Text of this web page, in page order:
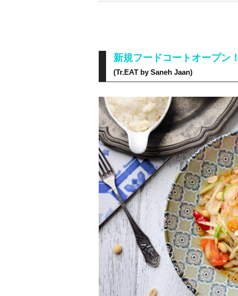
新規フードコートオープン！
(Tr.EAT by Saneh Jaan)